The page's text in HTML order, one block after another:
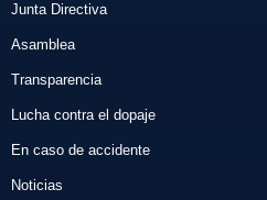
Junta Directiva
Asamblea
Transparencia
Lucha contra el dopaje
En caso de accidente
Noticias